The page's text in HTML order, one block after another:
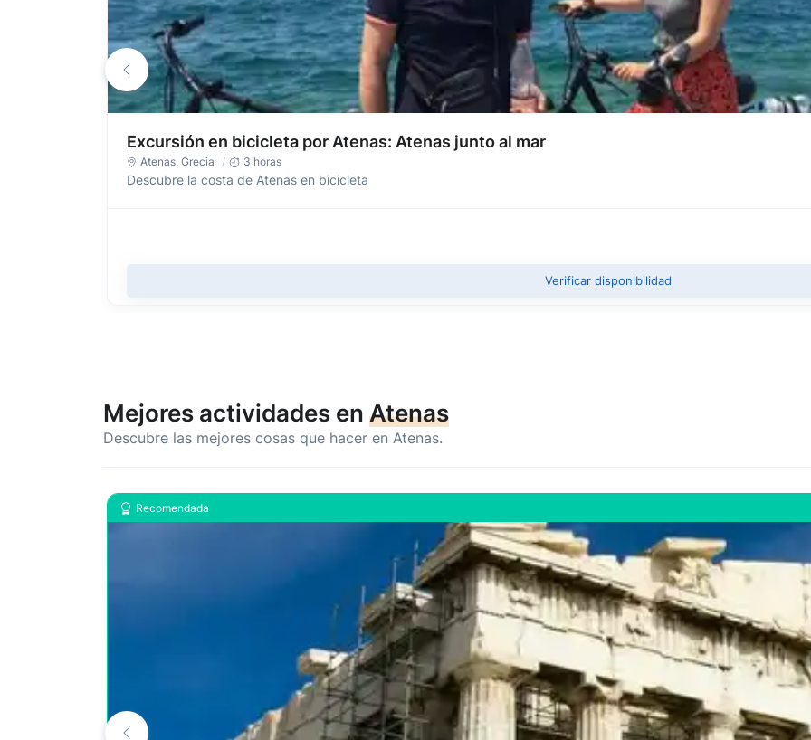
Excursión en bicicleta por Atenas: Atenas junto al mar
Atenas, Grecia 3 horas
Descubre la costa de Atenas en bicicleta
Verificar disponibilidad
Mejores actividades en Atenas
Descubre las mejores cosas que hacer en Atenas.
Recomendada